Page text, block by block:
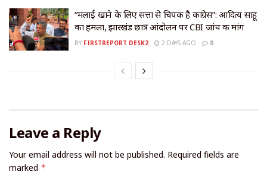
“मलाई खाने के लिए सत्ता से चिपकी है कांग्रेस”: आदित्य साहू
का हमला, झारखंड छात्र आंदोलन पर CBI जांच की मांग
BY FIRSTREPORT DESK2 2 DAYS AGO 0
Leave a Reply
Your email address will not be published. Required fields are
marked *